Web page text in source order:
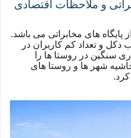
و ملاحظات اقتصادی
پایگاه های مخابراتی می باشد.
دکل و تعداد کم کاربران در
سنگین در روستا ها را
شهر ها و روستا های